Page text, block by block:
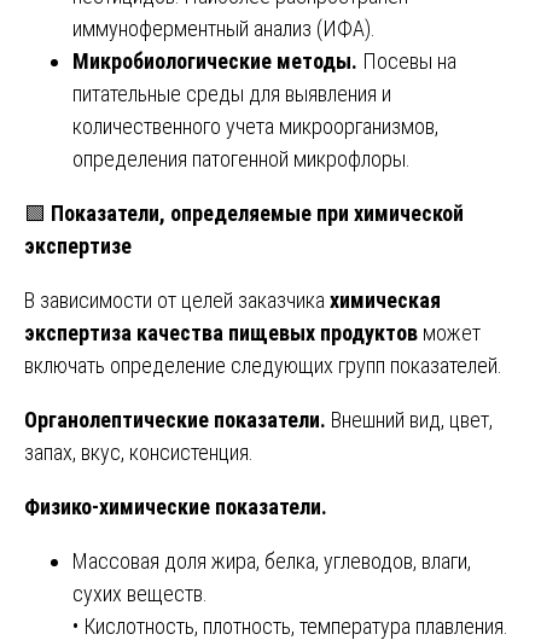
иммуноферментный анализ (ИФА).
Микробиологические методы. Посевы на
питательные среды для выявления и
количественного учета микроорганизмов,
определения патогенной микрофлоры.
🟩 Показатели, определяемые при химической
экспертизе
В зависимости от целей заказчика химическая
экспертиза качества пищевых продуктов может
включать определение следующих групп показателей.
Органолептические показатели. Внешний вид, цвет,
запах, вкус, консистенция.
Физико-химические показатели.
Массовая доля жира, белка, углеводов, влаги,
сухих веществ.
• Кислотность, плотность, температура плавления.